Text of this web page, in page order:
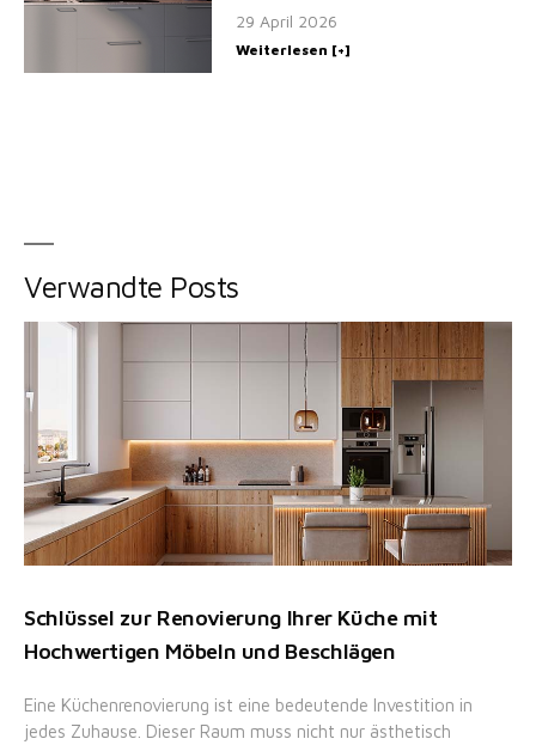
29 April 2026
Weiterlesen [+]
Verwandte Posts
Schlüssel zur Renovierung Ihrer Küche mit
Hochwertigen Möbeln und Beschlägen
Eine Küchenrenovierung ist eine bedeutende Investition in
jedes Zuhause. Dieser Raum muss nicht nur ästhetisch